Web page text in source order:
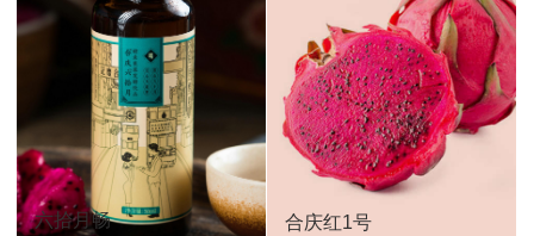
六拾月畅 合庆红1号